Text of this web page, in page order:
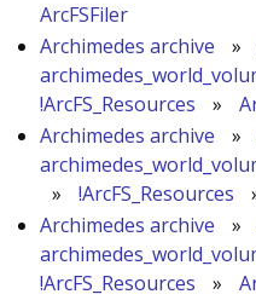
ArcFSFiler
Archimedes archive
»
!ArcFS_Resources
»
Archimedes archive
»
»
!ArcFS_Resources
Archimedes archive
»
!ArcFS_Resources
»